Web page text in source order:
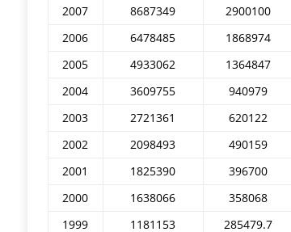
2007
8687349 2900100
2006
6478485 1868974
2005
4933062 1364847
2004
3609755 940979
2003
2721361 620122
2002
2098493 490159
2001
1825390 396700
2000
1638066 358068
1999
1181153 285479.7